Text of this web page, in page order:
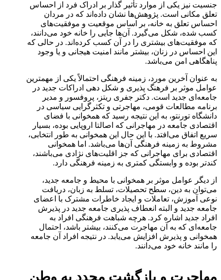
جنسیت نیز یکی از موارد تأثیر گذار بر ادراک فرد از احساس
تعلق مکانی است. پژوهش‌ها نشان داده‌اند که در مردان
احساس تعلق به خانه، بر اساس موقعیت و موفقیت‌های
کسب شده، شکل می‌گیرد. آن‌ها جایی را خانه خود می‌دانند،
که موفقیت‌های بیشتری را در آن کسب کرده‌اند. در حالی که
این احساس در زنان، بیشتر مانند امنیت هیجانی و یا وجود
پناهگاهی امن می‌باشد.
به عنوان آخرین مورد، زمینه فرهنگی احتمالاً یکی از مهمترین
عوامل موثر بر فرهنگ پذیری و شکل دهی ادراکات جدید در
جامعه‌ای جدید است. دکتر جفری ریتز، پروفسور و مدیر
برنامه مطالعات قومی، مهاجرتی و تکثرگرایی سیاسی در
دانشگاه تورنتو، به این نتیجه رسید که همخوانی با فضای
اقتصادی جامعه در مهاجرانی که اصالتا اروپایی بوده، بسیار
سریع اتفاق می‌افتد. با این حال این همخوانی به طور انتخابی،
مشروط به زمینه فرهنگی آن‌ها می‌باشد. اما همخوانی
اقتصادی برای مهاجرانی که جز اقلیت‌های نژادی می‌باشند،
کندتر بوده و وابستگی کمتری به زمینه فرهنگی دارد.
از دیگر عوامل موثر بر همخوانی با محیط و جامعه جدید،
می‌توان به دین، سطح تحصیلات، تسلط به زبان، دریافت
نوعی آموزش، تعاملات و ایجاد خاطرات مشترک با اعضای
جامعه جدید و البته انعطاف پذیری جامعه جدید در پذیرش
افراد جدید اشاره کرد. هرچه شباهت فرهنگی افراد به
جامعه‌ای که به آن مهاجرت می‌کنند، بیشتر باشد، احتمال
همخوانی و پذیرش افزایش می‌یابد. در نتیجه افراد آن جامعه
را مانند خانه خود می‌دانند.
مهاجرت و بازگشت مجدد به وطن